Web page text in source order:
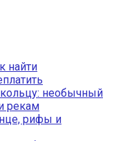
найти
необычный
рекам
рифы и